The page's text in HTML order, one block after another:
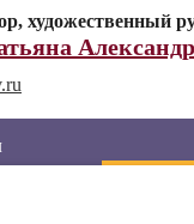
художественный